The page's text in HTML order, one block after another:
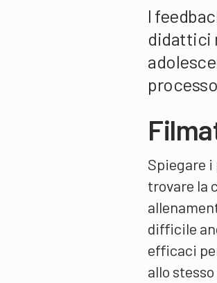
I
didattici
Spiegare
trovare la
difficile
efficaci
allo